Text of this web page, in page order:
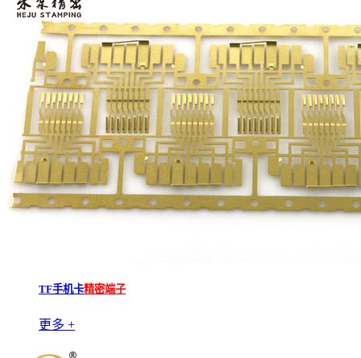
TF手机卡精密端子
更多 +